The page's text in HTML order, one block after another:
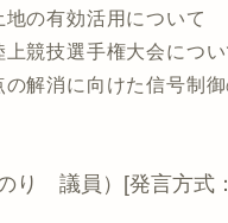
の有効活用について
競技選手権大会につい
解消に向けた信号制御
り 議員）[発言方式